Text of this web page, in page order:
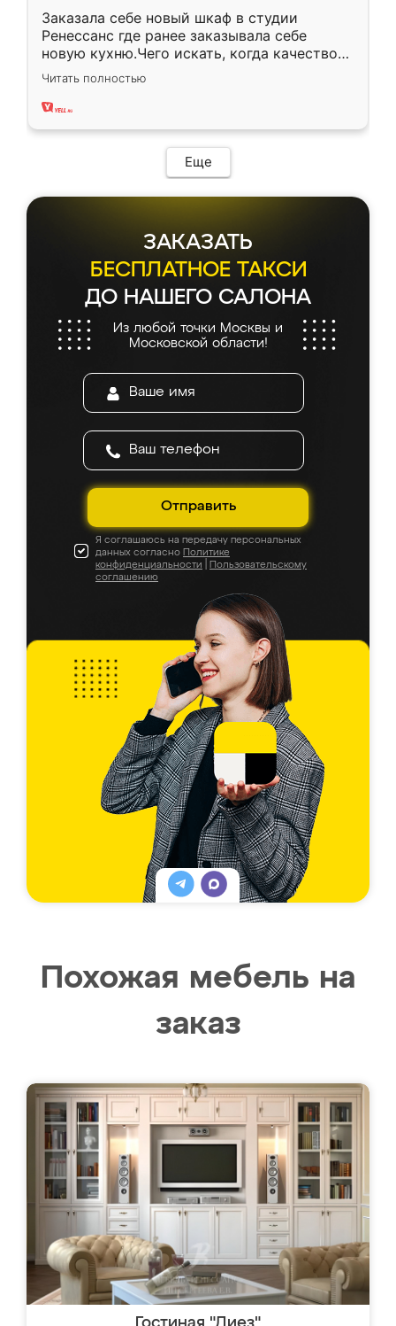
Заказала себе новый шкаф в студии
Ренессанс где ранее заказывала себе
новую кухню.Чего искать, когда качеством
вполне довольна. Служит кухня уже почти
два года, нареканий нет.
Читать полностью
Еще
ЗАКАЗАТЬ
БЕСПЛАТНОЕ ТАКСИ
ДО НАШЕГО САЛОНА
Из любой точки Москвы и
Московской области!
Отправить
Я соглашаюсь на передачу персональных
данных согласно Политике
конфиденциальности
Пользовательскому
соглашению
Похожая мебель на
заказ